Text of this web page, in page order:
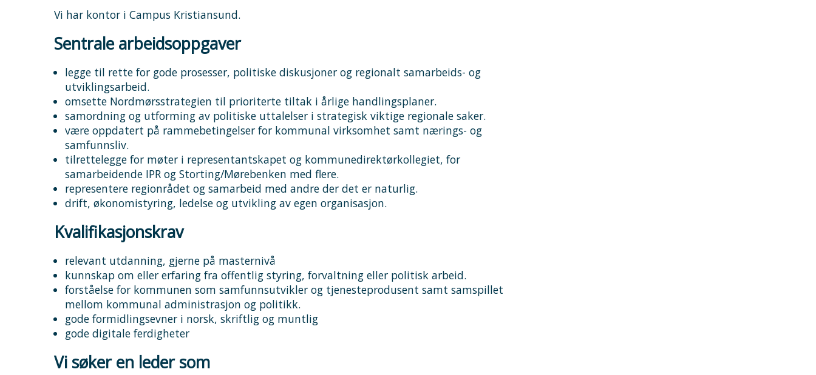
Vi har kontor i Campus Kristiansund.
Sentrale arbeidsoppgaver
legge til rette for gode prosesser, politiske diskusjoner og regionalt samarbeids- og
utviklingsarbeid.
omsette Nordmørsstrategien til prioriterte tiltak i årlige handlingsplaner.
samordning og utforming av politiske uttalelser i strategisk viktige regionale saker.
være oppdatert på rammebetingelser for kommunal virksomhet samt nærings- og
samfunnsliv.
tilrettelegge for møter i representantskapet og kommunedirektørkollegiet, for
samarbeidende IPR og Storting/Mørebenken med flere.
representere regionrådet og samarbeid med andre der det er naturlig.
drift, økonomistyring, ledelse og utvikling av egen organisasjon.
Kvalifikasjonskrav
relevant utdanning, gjerne på masternivå
kunnskap om eller erfaring fra offentlig styring, forvaltning eller politisk arbeid.
forståelse for kommunen som samfunnsutvikler og tjenesteprodusent samt samspillet
mellom kommunal administrasjon og politikk.
gode formidlingsevner i norsk, skriftlig og muntlig
gode digitale ferdigheter
Vi søker en leder som